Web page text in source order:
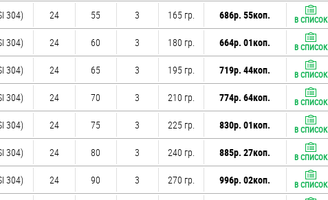
304) 24 55 3 165 гр. 686р. 55коп. В СПИСОК
304) 24 60 3 180 гр. 664р. 01коп. В СПИСОК
304) 24 65 3 195 гр. 719р. 44коп. В СПИСОК
304) 24 70 3 210 гр. 774р. 64коп. В СПИСОК
304) 24 75 3 225 гр. 830р. 01коп. В СПИСОК
304) 24 80 3 240 гр. 885р. 27коп. В СПИСОК
304) 24 90 3 270 гр. 996р. 02коп. В СПИСОК